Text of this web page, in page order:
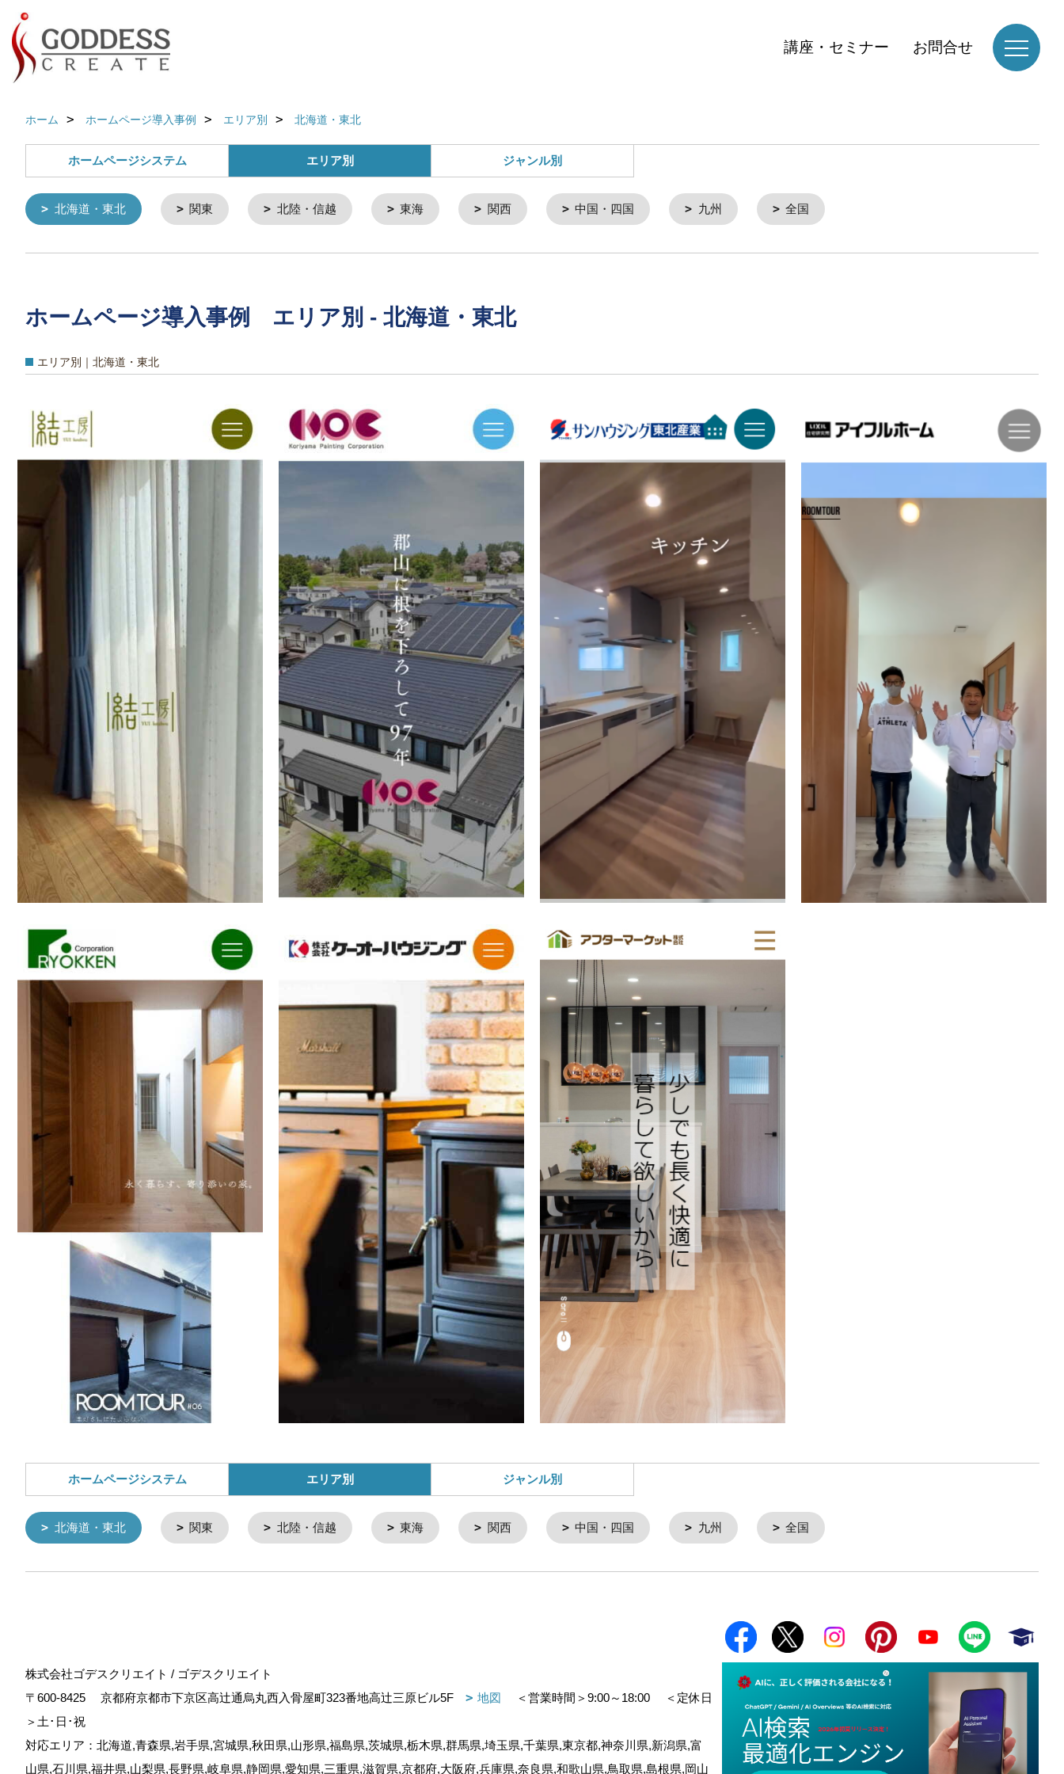
講座・セミナー お問合せ
ホーム ホームページ導入事例 エリア別 北海道・東北
ホームページシステム エリア別 ジャンル別
北海道・東北 関東 北陸・信越 東海 関西 中国・四国 九州 全国
ホームページ導入事例 エリア別 - 北海道・東北
エリア別｜北海道・東北
ホームページシステム エリア別 ジャンル別
北海道・東北 関東 北陸・信越 東海 関西 中国・四国 九州 全国
株式会社ゴデスクリエイト / ゴデスクリエイト
〒600-8425
京都府京都市下京区高辻通烏丸西入骨屋町323番地高辻三原ビル5F 地図 ＜営業時間＞9:00～18:00
＜定休日
＞土･日･祝
対応エリア：北海道,青森県,岩手県,宮城県,秋田県,山形県,福島県,茨城県,栃木県,群馬県,埼玉県,千葉県,東京都,神奈川県,新潟県,富
山県,石川県,福井県,山梨県,長野県,岐阜県,静岡県,愛知県,三重県,滋賀県,京都府,大阪府,兵庫県,奈良県,和歌山県,鳥取県,島根県,岡山